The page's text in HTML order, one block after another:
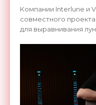
Компании Interlune и
совместного
для выравнивания